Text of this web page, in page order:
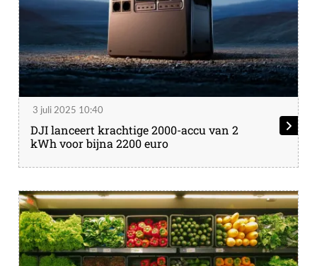
3 juli 2025 10:40
DJI lanceert krachtige 2000-accu van 2
kWh voor bijna 2200 euro